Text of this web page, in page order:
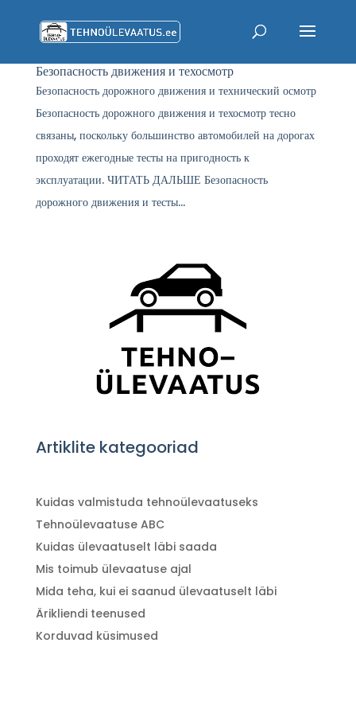
Безопасность движения и техосмотр
Безопасность дорожного движения и технический осмотр
Безопасность дорожного движения и техосмотр тесно
связаны, поскольку большинство автомобилей на дорогах
проходят ежегодные тесты на пригодность к
эксплуатации. ЧИТАТЬ ДАЛЬШЕ Безопасность
дорожного движения и тесты...
Artiklite kategooriad
Kuidas valmistuda tehnoülevaatuseks
Tehnoülevaatuse ABC
Kuidas ülevaatuselt läbi saada
Mis toimub ülevaatuse ajal
Mida teha, kui ei saanud ülevaatuselt läbi
Ärikliendi teenused
Korduvad küsimused